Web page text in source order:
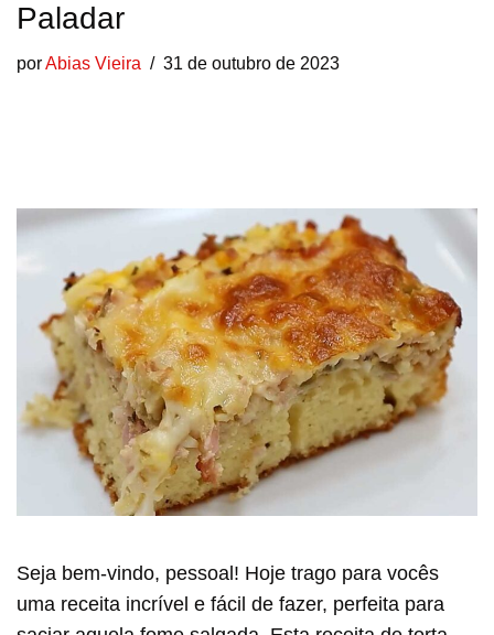
Paladar
porAbias Vieira 31 de outubro de 2023
Seja bem-vindo, pessoal! Hoje trago para vocês
uma receita incrível e fácil de fazer, perfeita para